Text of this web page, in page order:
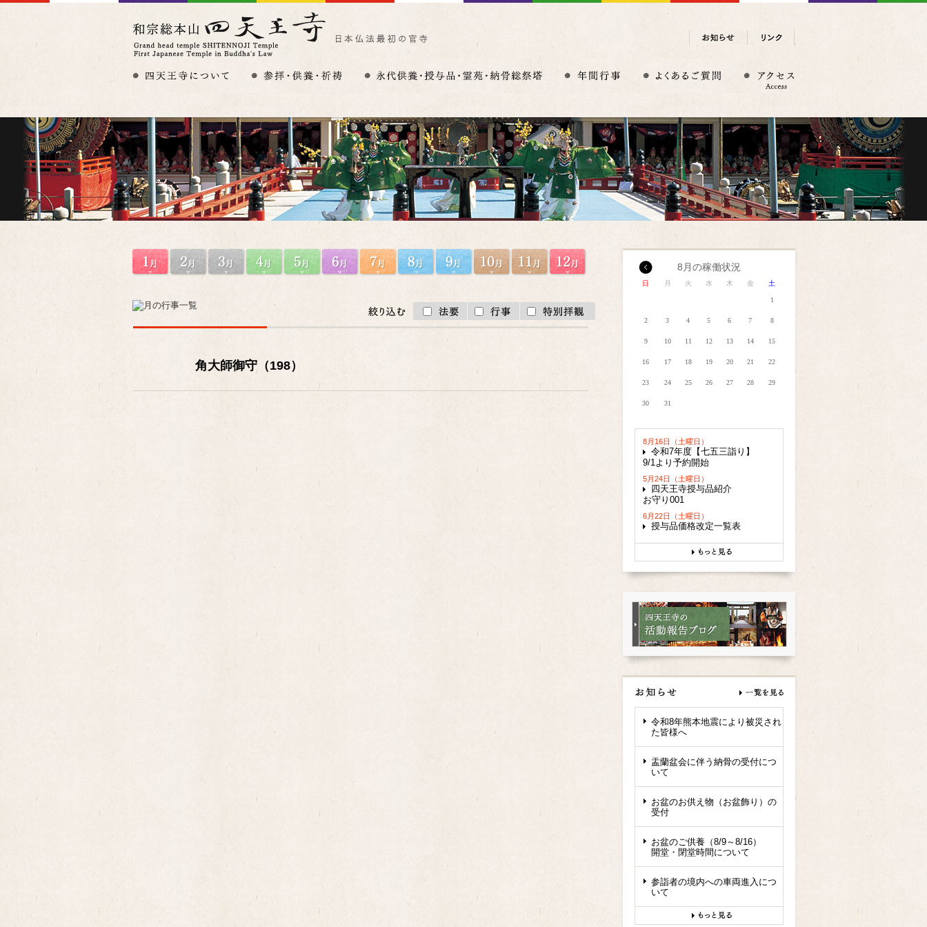
角大師御守（198）
8月の稼働状況
日 月 火 水 木 金 土
1
2 3 4 5 6 7 8
9 10 11 12 13 14 15
16 17 18 19 20 21 22
23 24 25 26 27 28 29
30 31
8月16日（土曜日）
令和7年度【七五三詣り】
9/1より予約開始
5月24日（土曜日）
四天王寺授与品紹介
お守り001
6月22日（土曜日）
授与品価格改定一覧表
令和8年熊本地震により被災され
た皆様へ
盂蘭盆会に伴う納骨の受付につ
いて
お盆のお供え物（お盆飾り）の
受付
お盆のご供養（8/9～8/16）
開堂・閉堂時間について
参詣者の境内への車両進入につ
いて